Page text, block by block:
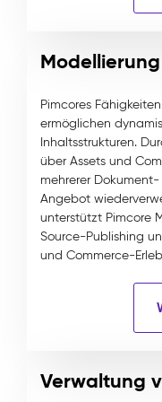
Pimcores
ermöglichen
Inhaltsstrukturen.
über Assets und
mehrerer
Angebot
unterstützt Pimcore
Source-Publishing
und Commerce-
Verwaltung